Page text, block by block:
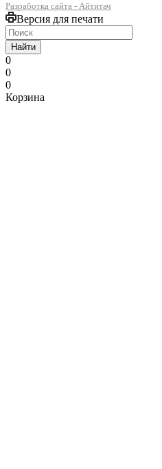
Разработка сайта - Айтитач
Версия для печати
Найти
0
0
0
Корзина